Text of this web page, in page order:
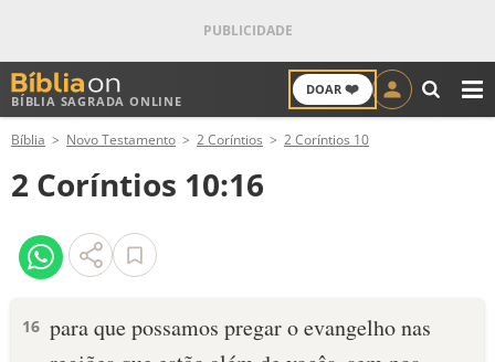
BÍBLIA SAGRADA ONLINE
DOAR ❤️
ANTIGO TESTAMENTO
NOVO TESTAMENTO
VERSÍCULOS
Bíblia Novo Testamento 2 Coríntios 2 Coríntios 10
2 Coríntios 10:16
16 para que possamos pregar o evangelho nas